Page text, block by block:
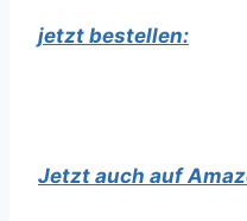
jetzt bestellen:
Jetzt auch auf